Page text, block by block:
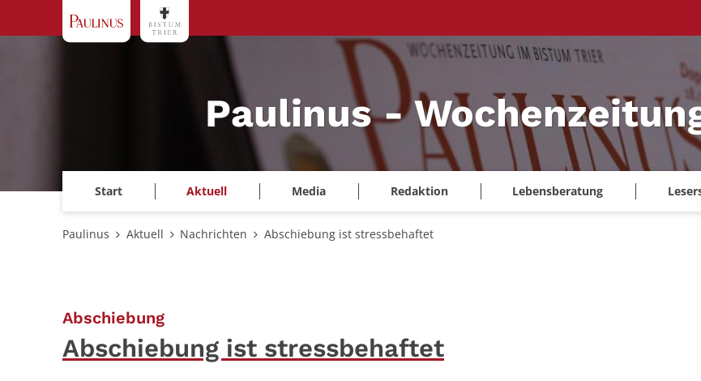
Paulinus -
Start Aktuell Media Redaktion Lebensberatung
Paulinus Aktuell Nachrichten Abschiebung ist stressbehaftet
Abschiebung:
Abschiebung ist stressbehaftet